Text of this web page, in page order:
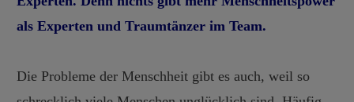
als Experten und Traumtänzer im Team.
Die Probleme der Menschheit gibt es auch, weil so